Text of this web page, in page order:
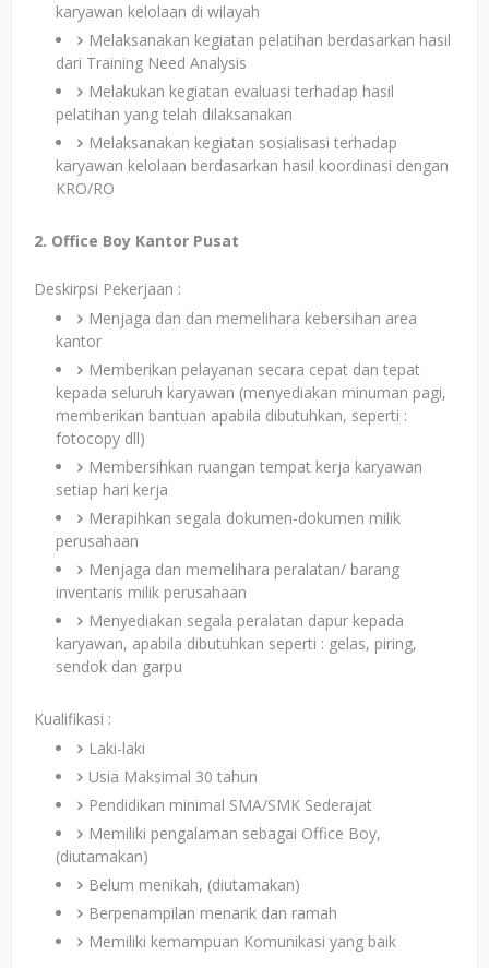
karyawan kelolaan di wilayah
Melaksanakan kegiatan pelatihan berdasarkan hasil
dari Training Need Analysis
Melakukan kegiatan evaluasi terhadap hasil
pelatihan yang telah dilaksanakan
Melaksanakan kegiatan sosialisasi terhadap
karyawan kelolaan berdasarkan hasil koordinasi dengan
KRO/RO
2. Office Boy Kantor Pusat
Deskirpsi Pekerjaan :
Menjaga dan dan memelihara kebersihan area
kantor
Memberikan pelayanan secara cepat dan tepat
kepada seluruh karyawan (menyediakan minuman pagi,
memberikan bantuan apabila dibutuhkan, seperti :
fotocopy dll)
Membersihkan ruangan tempat kerja karyawan
setiap hari kerja
Merapihkan segala dokumen-dokumen milik
perusahaan
Menjaga dan memelihara peralatan/ barang
inventaris milik perusahaan
Menyediakan segala peralatan dapur kepada
karyawan, apabila dibutuhkan seperti : gelas, piring,
sendok dan garpu
Kualifikasi :
Laki-laki
Usia Maksimal 30 tahun
Pendidikan minimal SMA/SMK Sederajat
Memiliki pengalaman sebagai Office Boy,
(diutamakan)
Belum menikah, (diutamakan)
Berpenampilan menarik dan ramah
Memiliki kemampuan Komunikasi yang baik